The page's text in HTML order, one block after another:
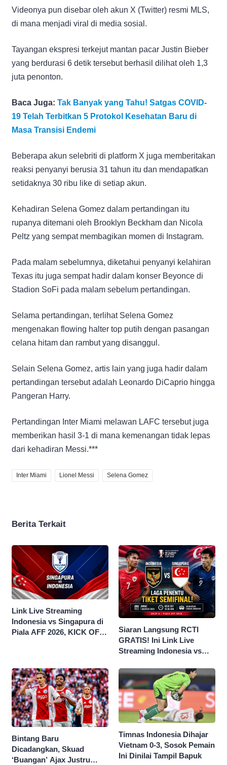
Videonya pun disebar oleh akun X (Twitter) resmi MLS,
di mana menjadi viral di media sosial.
Tayangan ekspresi terkejut mantan pacar Justin Bieber
yang berdurasi 6 detik tersebut berhasil dilihat oleh 1,3
juta penonton.
Baca Juga: Tak Banyak yang Tahu! Satgas COVID-
19 Telah Terbitkan 5 Protokol Kesehatan Baru di
Masa Transisi Endemi
Beberapa akun selebriti di platform X juga memberitakan
reaksi penyanyi berusia 31 tahun itu dan mendapatkan
setidaknya 30 ribu like di setiap akun.
Kehadiran Selena Gomez dalam pertandingan itu
rupanya ditemani oleh Brooklyn Beckham dan Nicola
Peltz yang sempat membagikan momen di Instagram.
Pada malam sebelumnya, diketahui penyanyi kelahiran
Texas itu juga sempat hadir dalam konser Beyonce di
Stadion SoFi pada malam sebelum pertandingan.
Selama pertandingan, terlihat Selena Gomez
mengenakan flowing halter top putih dengan pasangan
celana hitam dan rambut yang disanggul.
Selain Selena Gomez, artis lain yang juga hadir dalam
pertandingan tersebut adalah Leonardo DiCaprio hingga
Pangeran Harry.
Pertandingan Inter Miami melawan LAFC tersebut juga
memberikan hasil 3-1 di mana kemenangan tidak lepas
dari kehadiran Messi.***
Inter Miami Lionel Messi Selena Gomez
Berita Terkait
Link Live Streaming
Indonesia vs Singapura di
Piala AFF 2026, KICK OFF
Siaran Langsung RCTI
GRATIS! Ini Link Live
Streaming Indonesia vs
2026
Bintang Baru
Dicadangkan, Skuad
‘Buangan’ Ajax Justru
Timnas Indonesia Dihajar
Vietnam 0-3, Sosok Pemain
Ini Dinilai Tampil Bapuk